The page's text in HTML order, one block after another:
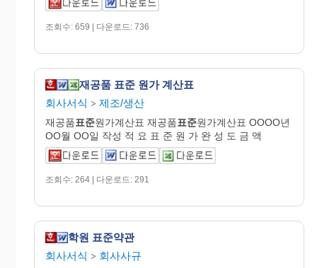
조회수: 659 | 다운로드: 736
재공품 표준 원가 계산표
회사서식 > 제조/생산
재공품표준원가계산표 재공품표준원가계산표 OOOO년
OO월 OO일 작성 적 요 표 준 원 가 완 성 도 금 액
조회수: 264 | 다운로드: 291
학원 표준약관
회사서식 > 회사사규